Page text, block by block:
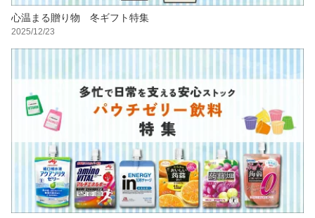
心温まる贈り物 冬ギフト特集
2025/12/23